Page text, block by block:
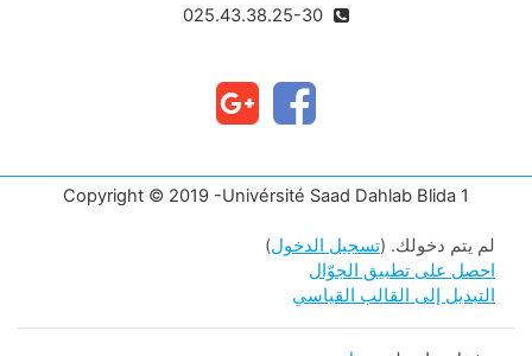
Copyright © 2019 -Univérsité Saad Dahlab Blida 1
لم يتم دخولك. (تسجيل الدخول)
احصل على تطبيق الجوّال
التبديل إلى القالب القياسي